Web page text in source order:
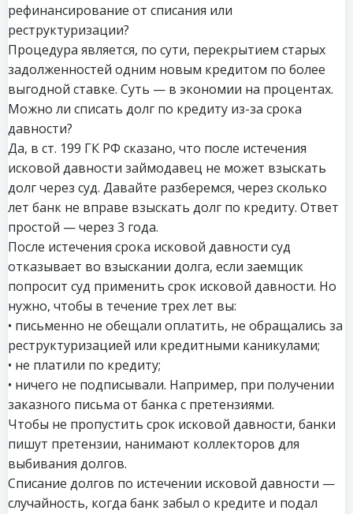
рефинансирование от списания или
реструктуризации?
Процедура является, по сути, перекрытием старых
задолженностей одним новым кредитом по более
выгодной ставке. Суть — в экономии на процентах.
Можно ли списать долг по кредиту из-за срока
давности?
Да, в ст. 199 ГК РФ сказано, что после истечения
исковой давности займодавец не может взыскать
долг через суд. Давайте разберемся, через сколько
лет банк не вправе взыскать долг по кредиту. Ответ
простой — через 3 года.
После истечения срока исковой давности суд
отказывает во взыскании долга, если заемщик
попросит суд применить срок исковой давности. Но
нужно, чтобы в течение трех лет вы:
• письменно не обещали оплатить, не обращались за
реструктуризацией или кредитными каникулами;
• не платили по кредиту;
• ничего не подписывали. Например, при получении
заказного письма от банка с претензиями.
Чтобы не пропустить срок исковой давности, банки
пишут претензии, нанимают коллекторов для
выбивания долгов.
Списание долгов по истечении исковой давности —
случайность, когда банк забыл о кредите и подал